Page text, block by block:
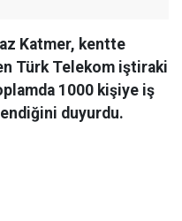
Katmer, kentte
Türk Telekom iştiraki
1000 kişiye iş
duyurdu.